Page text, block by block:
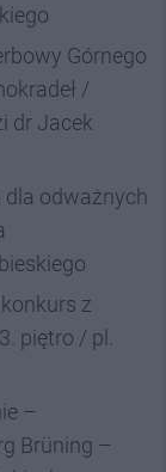
Górnego
/
dr Jacek
odważnych
z
piętro / pl.
–
Brüning –